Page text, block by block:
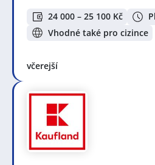
24 000 – 25 100 Kč
Vhodné také pro cizince
včerejší